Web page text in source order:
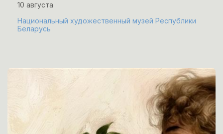
10 августа
Национальный художественный музей Республики
Беларусь